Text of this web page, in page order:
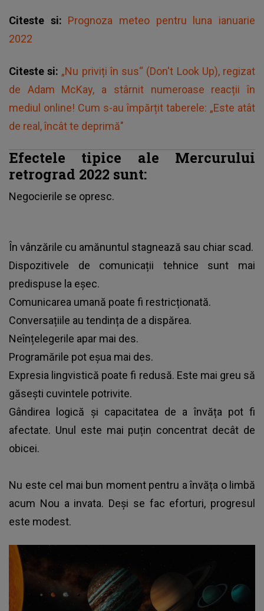
Citeste si: Prognoza meteo pentru luna ianuarie
2022
Citeste si: „Nu priviți în sus“ (Don't Look Up), regizat
de Adam McKay, a stârnit numeroase reacții în
mediul online! Cum s-au împărțit taberele: „Este atât
de real, încât te deprimă"
Efectele tipice ale Mercurului
retrograd 2022 sunt:
Negocierile se opresc.
În vânzările cu amănuntul stagnează sau chiar scad.
Dispozitivele de comunicații tehnice sunt mai
predispuse la eșec.
Comunicarea umană poate fi restricționată.
Conversațiile au tendința de a dispărea.
Neînțelegerile apar mai des.
Programările pot eșua mai des.
Expresia lingvistică poate fi redusă. Este mai greu să
găsești cuvintele potrivite.
Gândirea logică și capacitatea de a învăța pot fi
afectate. Unul este mai puțin concentrat decât de
obicei.
Nu este cel mai bun moment pentru a învăța o limbă
acum Nou a invata. Deși se fac eforturi, progresul
este modest.